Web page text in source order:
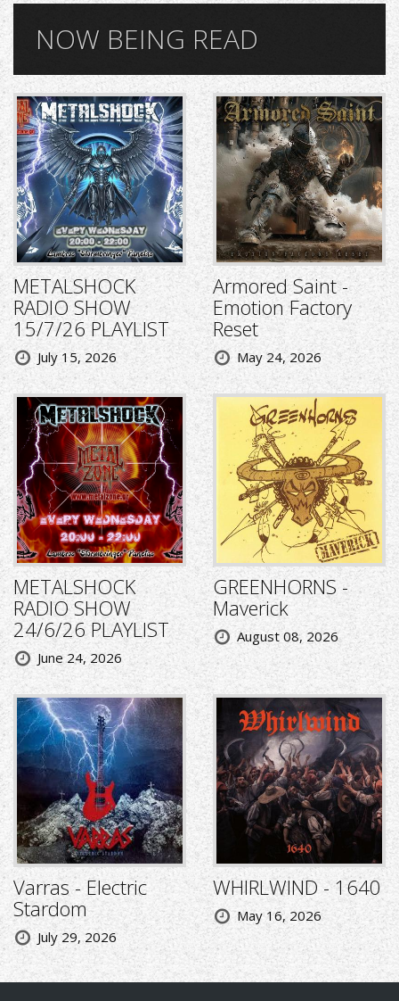
NOW BEING READ
METALSHOCK
RADIO SHOW
15/7/26 PLAYLIST
July 15, 2026
Armored Saint -
Emotion Factory
Reset
May 24, 2026
METALSHOCK
RADIO SHOW
24/6/26 PLAYLIST
June 24, 2026
GREENHORNS -
Maverick
August 08, 2026
Varras - Electric
Stardom
July 29, 2026
WHIRLWIND - 1640
May 16, 2026